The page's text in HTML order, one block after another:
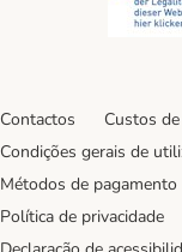
Contactos Custos
Condições gerais de
Métodos de pagamento
Política de privacidade